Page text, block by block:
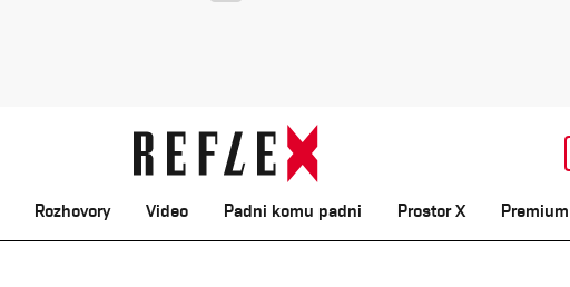
Rozhovory Video Padni komu padni Prostor X Premium